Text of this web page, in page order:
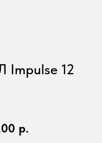
Impulse 12
р.